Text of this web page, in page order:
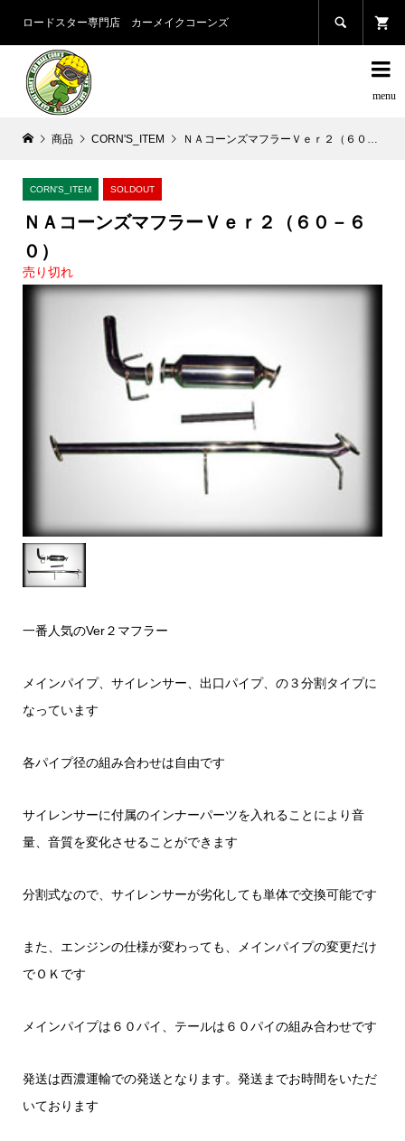
ロードスター専門店 カーメイクコーンズ 

商品 CORN'S_ITEM ＮＡコーンズマフラーＶｅｒ２（６０－６０）
CORN'S_ITEM SOLDOUT
ＮＡコーンズマフラーＶｅｒ２（６０－６
０）
売り切れ
一番人気のVer２マフラー
メインパイプ、サイレンサー、出口パイプ、の３分割タイプに
なっています
各パイプ径の組み合わせは自由です
サイレンサーに付属のインナーパーツを入れることにより音
量、音質を変化させることができます
分割式なので、サイレンサーが劣化しても単体で交換可能です
また、エンジンの仕様が変わっても、メインパイプの変更だけ
でＯＫです
メインパイプは６０パイ、テールは６０パイの組み合わせです
発送は西濃運輸での発送となります。発送までお時間をいただ
いております